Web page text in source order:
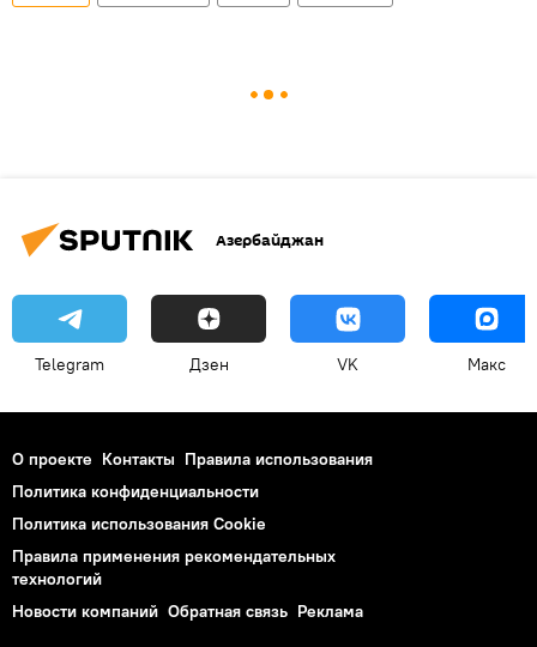
Азербайджан
Telegram Дзен VK Макс
О проекте Контакты Правила использования
Политика конфиденциальности
Политика использования Cookie
Правила применения рекомендательных
технологий
Новости компаний Обратная связь Реклама